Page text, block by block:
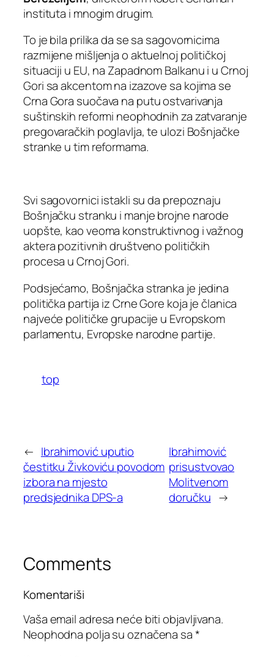
instituta i mnogim drugim.
To je bila prilika da se sa sagovornicima
razmijene mišljenja o aktuelnoj političkoj
situaciji u EU, na Zapadnom Balkanu i u Crnoj
Gori sa akcentom na izazove sa kojima se
Crna Gora suočava na putu ostvarivanja
suštinskih reformi neophodnih za zatvaranje
pregovaračkih poglavlja, te ulozi Bošnjačke
stranke u tim reformama.
Svi sagovornici istakli su da prepoznaju
Bošnjačku stranku i manje brojne narode
uopšte, kao veoma konstruktivnog i važnog
aktera pozitivnih društveno političkih
procesa u Crnoj Gori.
Podsjećamo, Bošnjačka stranka je jedina
politička partija iz Crne Gore koja je članica
najveće političke grupacije u Evropskom
parlamentu, Evropske narodne partije.
top
← Ibrahimović uputio
čestitku Živkoviću povodom
izbora na mjesto
predsjednika DPS-a
Ibrahimović
prisustvovao
Molitvenom
doručku →
Comments
Komentariši
Vaša email adresa neće biti objavljivana.
Neophodna polja su označena sa*